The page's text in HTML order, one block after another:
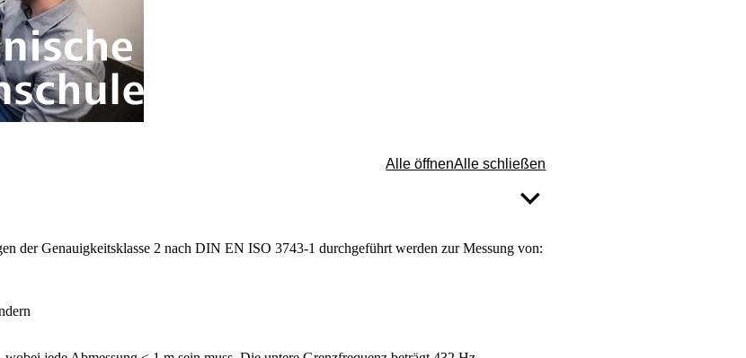
Alle öffnenAlle schließen
der Genauigkeitsklasse 2 nach DIN EN ISO 3743-1 durchgeführt werden zur Messung von: